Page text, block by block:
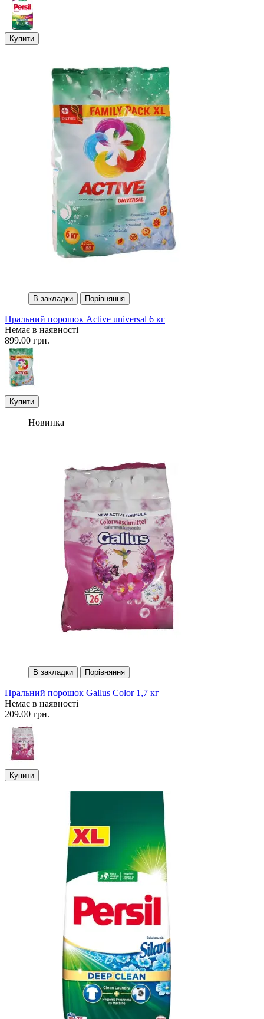
Купити
В закладки Порівняння
Пральний порошок Active universal 6 кг
Немає в наявності
899.00 грн.
Купити
Новинка
В закладки Порівняння
Пральний порошок Gallus Color 1,7 кг
Немає в наявності
209.00 грн.
Купити